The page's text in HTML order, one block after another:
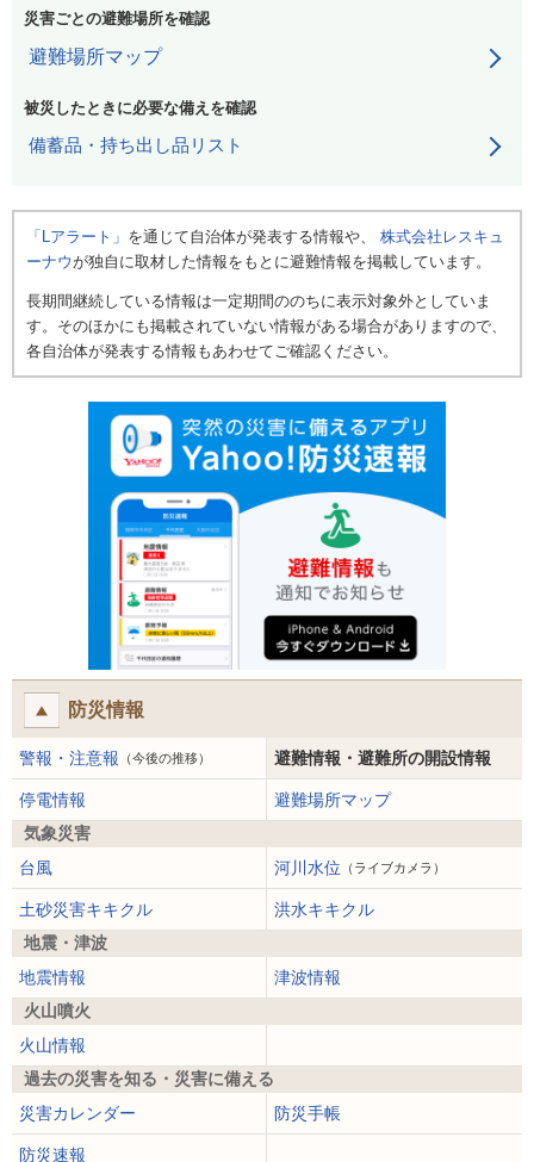
災害ごとの避難場所を確認
避難場所マップ
被災したときに必要な備えを確認
備蓄品・持ち出し品リスト
「Lアラート」 を通じて自治体が発表する情報や、 株式会社レスキュ
ーナウが独自に取材した情報をもとに避難情報を掲載しています。
長期間継続している情報は一定期間ののちに表示対象外としていま
す。そのほかにも掲載されていない情報がある場合がありますので、
各自治体が発表する情報もあわせてご確認ください。
防災情報
警報・注意報 （今後の推移） 避難情報・避難所の開設情報
停電情報
避難場所マップ
気象災害
台風
河川水位 （ライブカメラ）
土砂災害キキクル
洪水キキクル
地震・津波
地震情報
津波情報
火山噴火
火山情報
過去の災害を知る・災害に備える
災害カレンダー
防災手帳
防災速報